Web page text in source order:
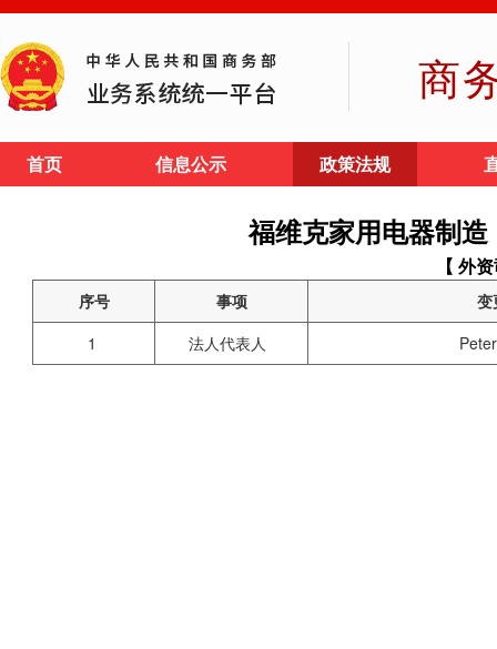
商
首页 信息公示 政策法规
福维克家用电器制
【 外
序号 事项
变
1
法人代表人